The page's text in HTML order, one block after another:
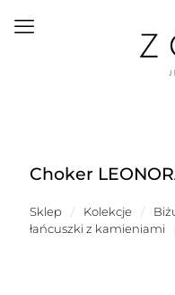
Choker
Sklep / Kolekcje /
łańcuszki z kamieniami